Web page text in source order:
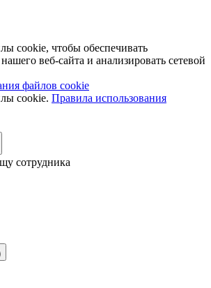
cookie, чтобы обеспечивать
веб-сайта и анализировать сетевой
файлов cookie
cookie. Правила использования
сотрудника